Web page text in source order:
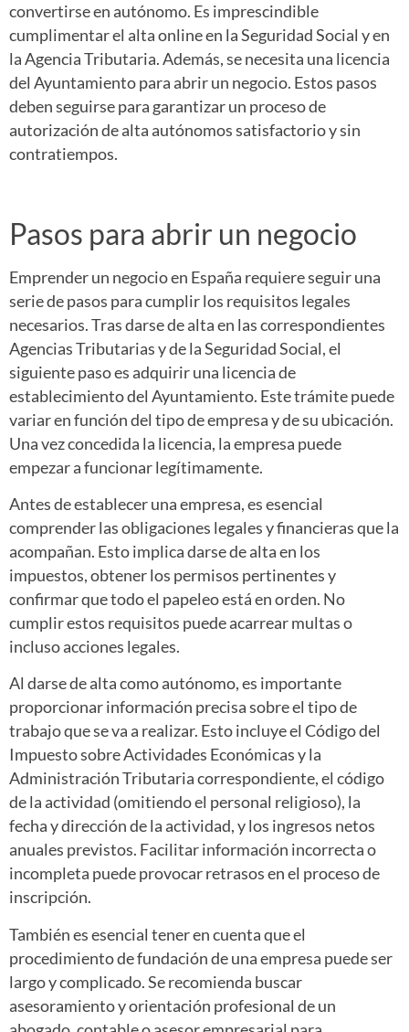
convertirse en autónomo. Es imprescindible
cumplimentar el alta online en la Seguridad Social y en
la Agencia Tributaria. Además, se necesita una licencia
del Ayuntamiento para abrir un negocio. Estos pasos
deben seguirse para garantizar un proceso de
autorización de alta autónomos satisfactorio y sin
contratiempos.
Pasos para abrir un negocio
Emprender un negocio en España requiere seguir una
serie de pasos para cumplir los requisitos legales
necesarios. Tras darse de alta en las correspondientes
Agencias Tributarias y de la Seguridad Social, el
siguiente paso es adquirir una licencia de
establecimiento del Ayuntamiento. Este trámite puede
variar en función del tipo de empresa y de su ubicación.
Una vez concedida la licencia, la empresa puede
empezar a funcionar legítimamente.
Antes de establecer una empresa, es esencial
comprender las obligaciones legales y financieras que la
acompañan. Esto implica darse de alta en los
impuestos, obtener los permisos pertinentes y
confirmar que todo el papeleo está en orden. No
cumplir estos requisitos puede acarrear multas o
incluso acciones legales.
Al darse de alta como autónomo, es importante
proporcionar información precisa sobre el tipo de
trabajo que se va a realizar. Esto incluye el Código del
Impuesto sobre Actividades Económicas y la
Administración Tributaria correspondiente, el código
de la actividad (omitiendo el personal religioso), la
fecha y dirección de la actividad, y los ingresos netos
anuales previstos. Facilitar información incorrecta o
incompleta puede provocar retrasos en el proceso de
inscripción.
También es esencial tener en cuenta que el
procedimiento de fundación de una empresa puede ser
largo y complicado. Se recomienda buscar
asesoramiento y orientación profesional de un